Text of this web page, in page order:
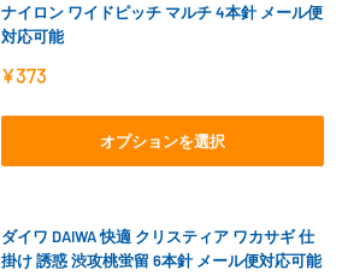
ナイロン ワイドピッチ マルチ 4本針 メール便
対応可能
販
価
¥373
オプションを選択
ダイワ DAIWA 快適 クリスティア ワカサギ 仕
掛け 誘惑 渋攻桃蛍留 6本針 メール便対応可能